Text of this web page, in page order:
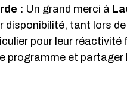
: Un grand merci à
disponibilité, tant lors
pour leur réactivité
programme et